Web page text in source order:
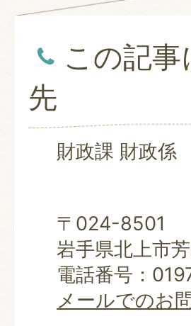
この記
先
財政課 財政係
〒024-8501
岩手県北上市
電話番号：
メールでのお